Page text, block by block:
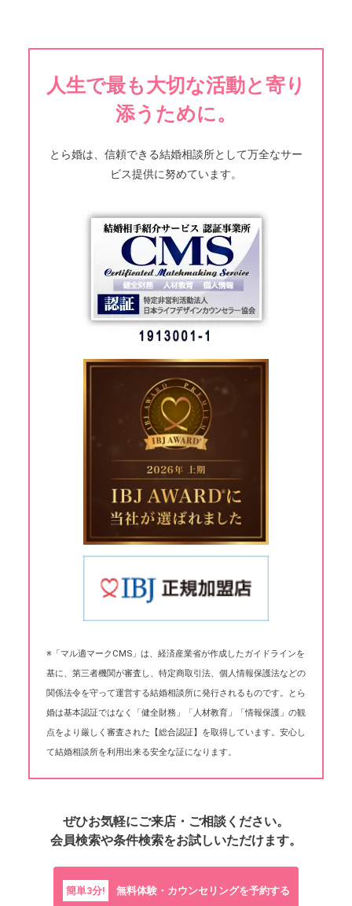
人生で最も大切な活動と寄り
添うために。
とら婚は、信頼できる結婚相談所として万全なサー
ビス提供に努めています。
※「マル適マークCMS」は、経済産業省が作成したガイドラインを
基に、第三者機関が審査し、特定商取引法、個人情報保護法などの
関係法令を守って運営する結婚相談所に発行されるものです。とら
婚は基本認証ではなく「健全財務」「人材教育」「情報保護」の観
点をより厳しく審査された【総合認証】を取得しています。安心し
て結婚相談所を利用出来る安全な証になります。
ぜひお気軽にご来店・ご相談ください。
会員検索や条件検索をお試しいただけます。
簡単3分! 無料体験・カウンセリングを予約する